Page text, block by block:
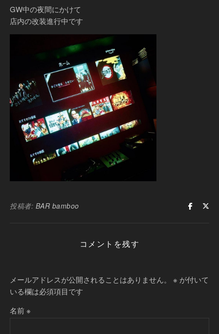
GW中の夜間にかけて
店内の改装進行中です
投稿者: BAR bamboo
コメントを残す
メールアドレスが公開されることはありません。 ※ が付いて
いる欄は必須項目です
名前※